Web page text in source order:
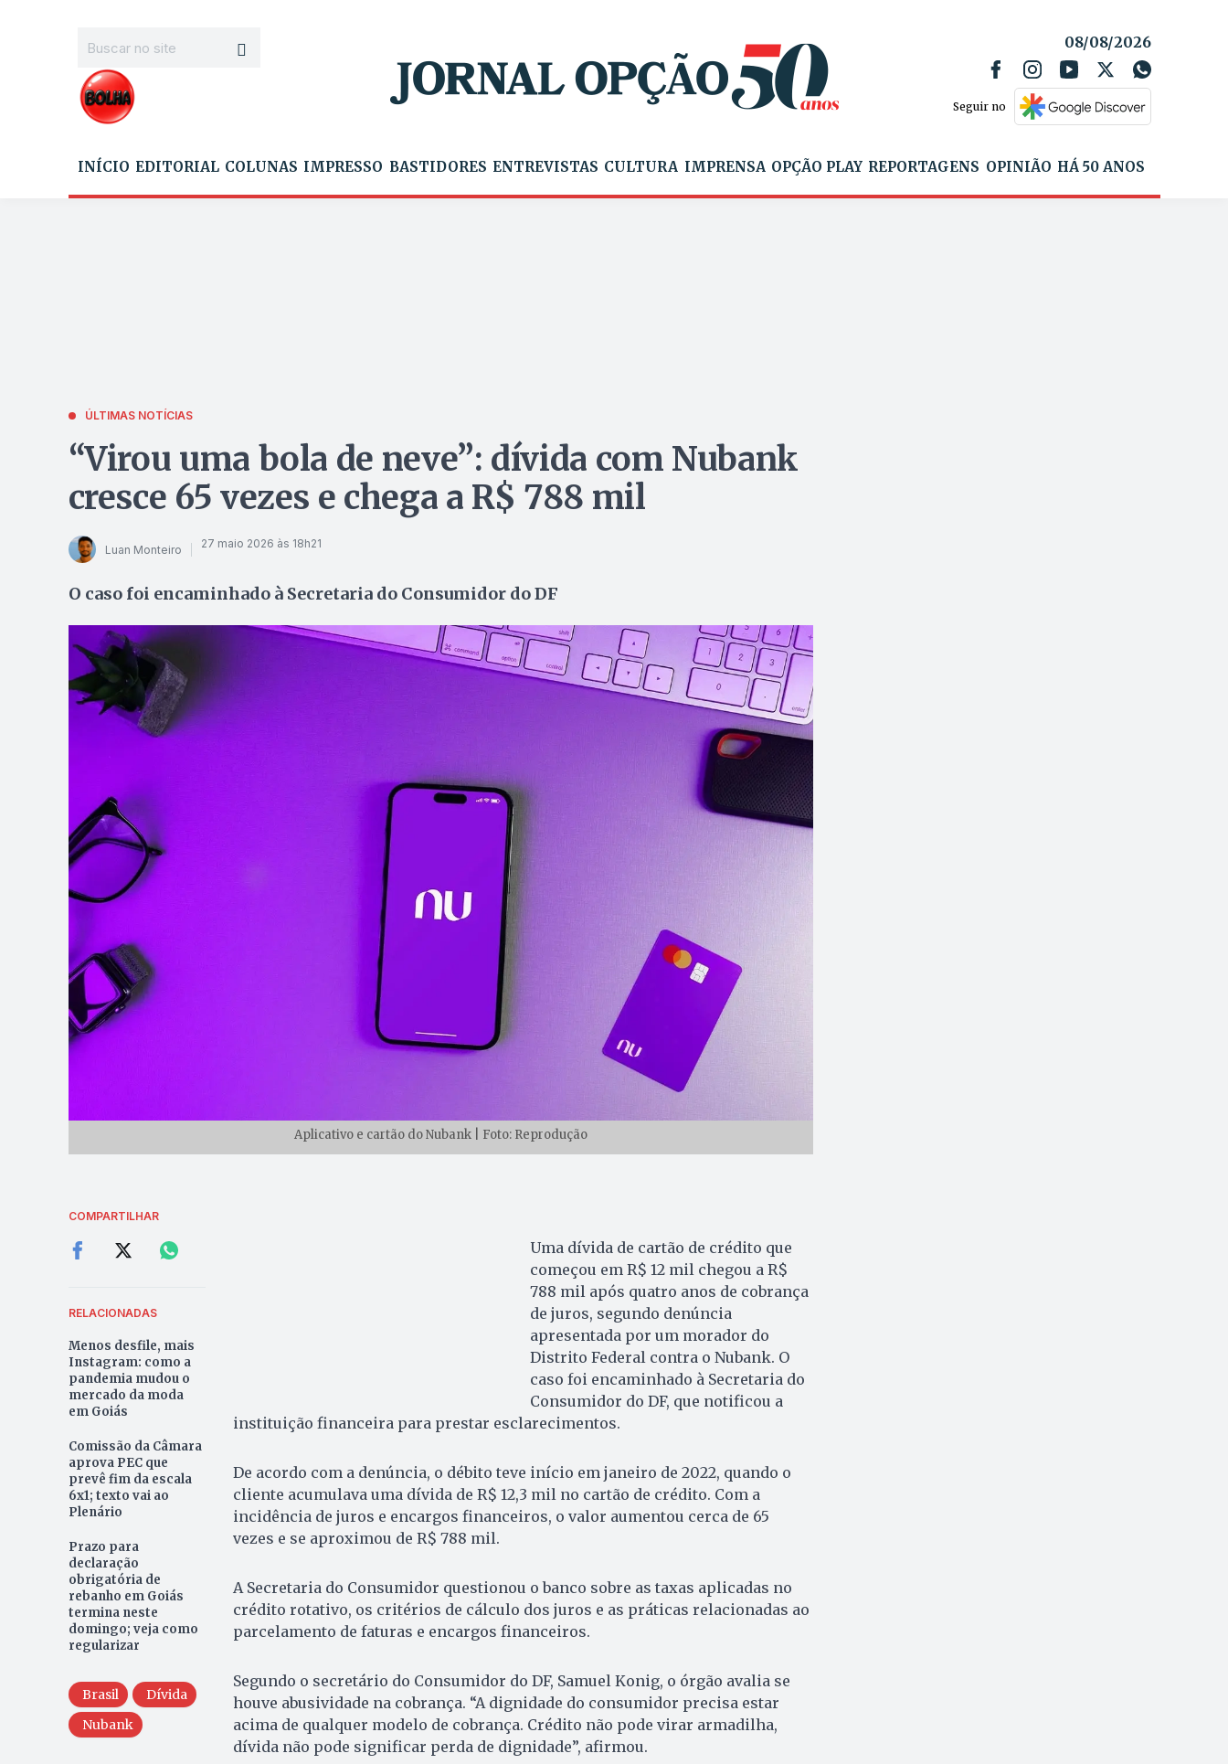
08/08/2026
Seguir no
INÍCIO EDITORIAL COLUNAS IMPRESSO BASTIDORES ENTREVISTAS CULTURA IMPRENSA OPÇÃO PLAY REPORTAGENS OPINIÃO HÁ 50 ANOS
ÚLTIMAS NOTÍCIAS
“Virou uma bola de neve”: dívida com Nubank
cresce 65 vezes e chega a R$ 788 mil
Luan Monteiro 27 maio 2026 às 18h21
O caso foi encaminhado à Secretaria do Consumidor do DF
Aplicativo e cartão do Nubank | Foto: Reprodução
COMPARTILHAR
RELACIONADAS
Menos desfile, mais
Instagram: como a
pandemia mudou o
mercado da moda
em Goiás
Comissão da Câmara
aprova PEC que
prevê fim da escala
6x1; texto vai ao
Plenário
Prazo para
declaração
obrigatória de
rebanho em Goiás
termina neste
domingo; veja como
regularizar
Brasil
Dívida
Nubank
Uma dívida de cartão de crédito que
começou em R$ 12 mil chegou a R$
788 mil após quatro anos de cobrança
de juros, segundo denúncia
apresentada por um morador do
Distrito Federal contra o Nubank. O
caso foi encaminhado à Secretaria do
Consumidor do DF, que notificou a
instituição financeira para prestar esclarecimentos.
De acordo com a denúncia, o débito teve início em janeiro de 2022, quando o
cliente acumulava uma dívida de R$ 12,3 mil no cartão de crédito. Com a
incidência de juros e encargos financeiros, o valor aumentou cerca de 65
vezes e se aproximou de R$ 788 mil.
A Secretaria do Consumidor questionou o banco sobre as taxas aplicadas no
crédito rotativo, os critérios de cálculo dos juros e as práticas relacionadas ao
parcelamento de faturas e encargos financeiros.
Segundo o secretário do Consumidor do DF, Samuel Konig, o órgão avalia se
houve abusividade na cobrança. “A dignidade do consumidor precisa estar
acima de qualquer modelo de cobrança. Crédito não pode virar armadilha,
dívida não pode significar perda de dignidade”, afirmou.